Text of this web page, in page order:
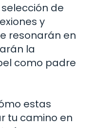
de
y
resonarán en
la
como padre
estas
tu camino en